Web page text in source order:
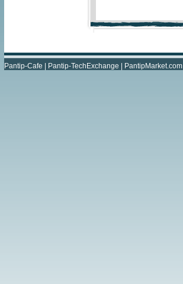
Pantip-Cafe Pantip-TechExchange PantipMarket.com